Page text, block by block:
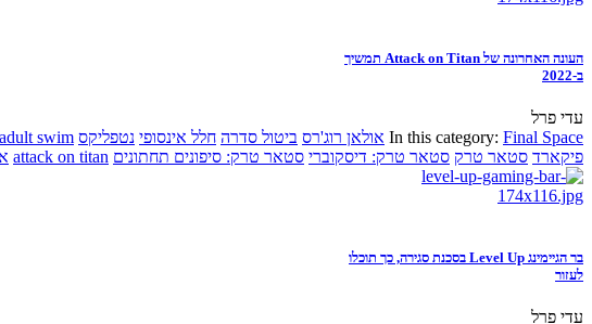
העונה האחרונה של Attack on Titan תמשיך
ב-2022
עדי פרל
In this category: Final Space אולאן רוג'רס ביטול סדרה חלל אינסופי נטפליקס adult swim
פיקארד סטאר טרק סטאר טרק: דיסקוברי סטאר טרק: סיפונים תחתונים attack on titan
בר הגיימינג Level Up בסכנת סגירה, כך תוכלו
לעזור
עדי פרל